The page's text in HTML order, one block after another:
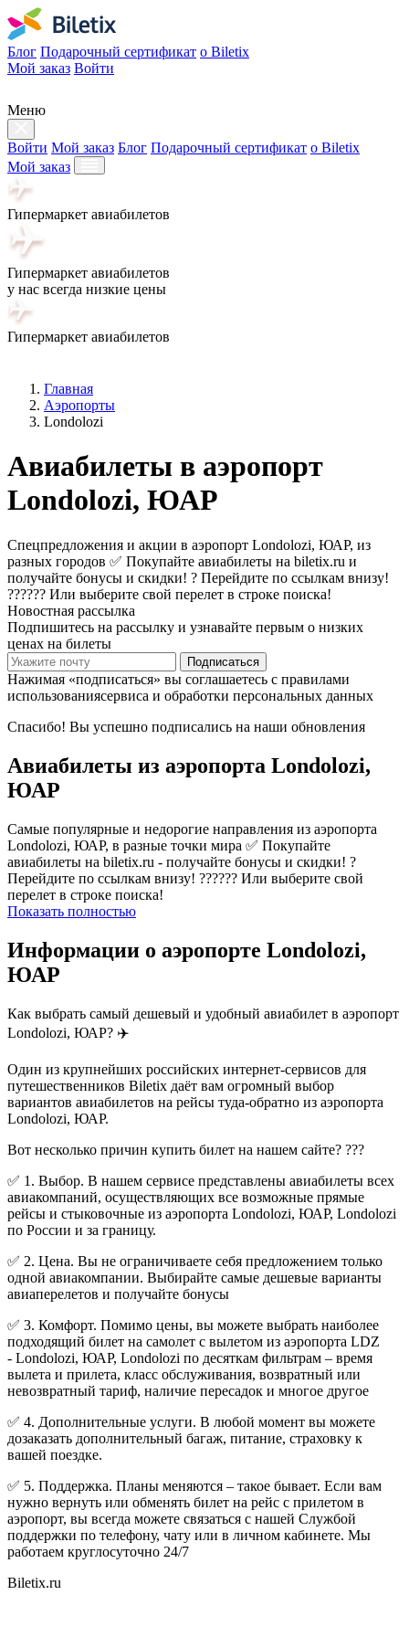
Блог Подарочный сертификат о Biletix
Мой заказ Войти
Меню
Войти Мой заказ Блог Подарочный сертификат о Biletix
Мой заказ
Гипермаркет авиабилетов
Гипермаркет авиабилетов
у нас всегда низкие цены
Гипермаркет авиабилетов
Главная
Аэропорты
Londolozi
Авиабилеты в аэропорт
Londolozi, ЮАР
Спецпредложения и акции в аэропорт Londolozi, ЮАР, из
разных городов ✅ Покупайте авиабилеты на biletix.ru и
получайте бонусы и скидки! ? Перейдите по ссылкам внизу!
?????? Или выберите свой перелет в строке поиска!
Новостная рассылка
Подпишитесь на рассылку и узнавайте первым о низких
ценах на билеты
Подписаться
Нажимая «подписаться» вы соглашаетесь с правилами
использованиясервиса и обработки персональных данных
Спасибо! Вы успешно подписались на наши обновления
Авиабилеты из аэропорта Londolozi,
ЮАР
Самые популярные и недорогие направления из аэропорта
Londolozi, ЮАР, в разные точки мира ✅ Покупайте
авиабилеты на biletix.ru - получайте бонусы и скидки! ?
Перейдите по ссылкам внизу! ?????? Или выберите свой
перелет в строке поиска!
Показать полностью
Информации о аэропорте Londolozi,
ЮАР
Как выбрать самый дешевый и удобный авиабилет в аэропорт
Londolozi, ЮАР? ✈️
Один из крупнейших российских интернет-сервисов для
путешественников Biletix даёт вам огромный выбор
вариантов авиабилетов на рейсы туда-обратно из аэропорта
Londolozi, ЮАР.
Вот несколько причин купить билет на нашем сайте? ???
✅ 1. Выбор. В нашем сервисе представлены авиабилеты всех
авиакомпаний, осуществляющих все возможные прямые
рейсы и стыковочные из аэропорта Londolozi, ЮАР, Londolozi
по России и за границу.
✅ 2. Цена. Вы не ограничиваете себя предложением только
одной авиакомпании. Выбирайте самые дешевые варианты
авиаперелетов и получайте бонусы
✅ 3. Комфорт. Помимо цены, вы можете выбрать наиболее
подходящий билет на самолет с вылетом из аэропорта LDZ
- Londolozi, ЮАР, Londolozi по десяткам фильтрам – время
вылета и прилета, класс обслуживания, возвратный или
невозвратный тариф, наличие пересадок и многое другое
✅ 4. Дополнительные услуги. В любой момент вы можете
дозаказать дополнительный багаж, питание, страховку к
вашей поездке.
✅ 5. Поддержка. Планы меняются – такое бывает. Если вам
нужно вернуть или обменять билет на рейс с прилетом в
аэропорт, вы всегда можете связаться с нашей Службой
поддержки по телефону, чату или в личном кабинете. Мы
работаем круглосуточно 24/7
Biletix.ru